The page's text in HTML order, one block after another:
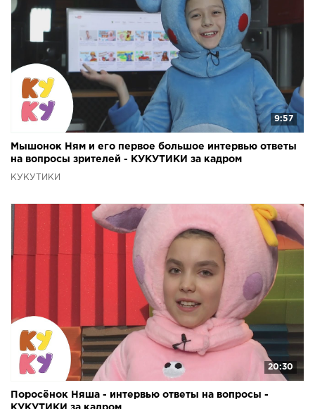
9:57
Мышонок Ням и его первое большое интервью ответы
на вопросы зрителей - КУКУТИКИ за кадром
КУКУТИКИ
20:30
Поросёнок Няша - интервью ответы на вопросы -